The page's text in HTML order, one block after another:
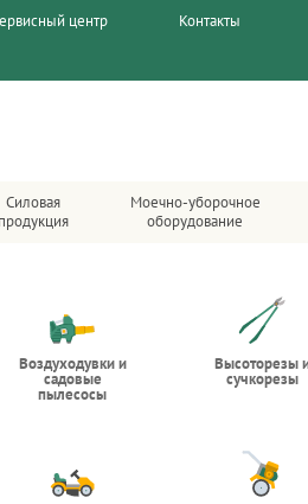
центр Контакты
Силовая
продукция
Моечно-уборочное
оборудование
Воздуходувки и
садовые
пылесосы
Высоторезы
сучкорезы